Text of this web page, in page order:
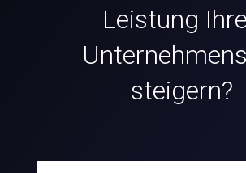
Leistung
steigern?